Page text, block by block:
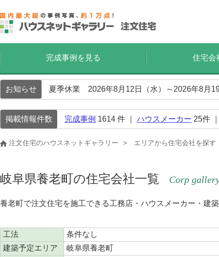
完成事例を見る 住宅会
お知らせ 夏季休業 2026年8月12日（水）～2026年8月
掲載情報件数 完成事例 1614 件 ｜ ハウスメーカー 25件
注文住宅のハウスネットギャラリー エリアから住宅会社を探す
岐阜県養老町の住宅会社一覧 Corp
養老町で注文住宅を施工できる工務店・ハウスメーカー・建
工法
条件なし
建築予定エリア
岐阜県養老町